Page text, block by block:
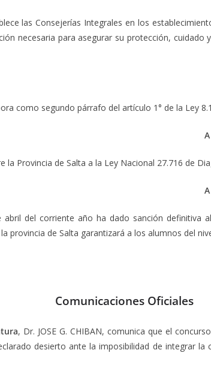
las Consejerías Integrales en los
necesaria para asegurar su protección, cuidado
como segundo párrafo del artículo 1° de la Ley
la Provincia de Salta a la Ley Nacional 27.716 de
del corriente año ha dado sanción definitiva
provincia de Salta garantizará a los alumnos del
Comunicaciones Oficiales
, Dr. JOSE G. CHIBAN, comunica que el
desierto ante la imposibilidad de integrar